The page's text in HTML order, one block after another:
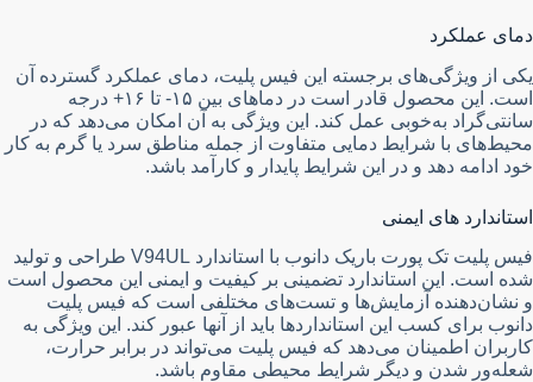
دمای عملکرد
یکی از ویژگی‌های برجسته این فیس پلیت، دمای عملکرد گسترده آن
است. این محصول قادر است در دماهای بین ۱۵- تا ۱۶+ درجه
سانتی‌گراد به‌خوبی عمل کند. این ویژگی به آن امکان می‌دهد که در
محیط‌های با شرایط دمایی متفاوت از جمله مناطق سرد یا گرم به کار
خود ادامه دهد و در این شرایط پایدار و کارآمد باشد.
استاندارد های ایمنی
فیس پلیت تک پورت باریک دانوب با استاندارد V94UL طراحی و تولید
شده است. این استاندارد تضمینی بر کیفیت و ایمنی این محصول است
و نشان‌دهنده آزمایش‌ها و تست‌های مختلفی است که فیس پلیت
دانوب برای کسب این استانداردها باید از آنها عبور کند. این ویژگی به
کاربران اطمینان می‌دهد که فیس پلیت می‌تواند در برابر حرارت،
شعله‌ور شدن و دیگر شرایط محیطی مقاوم باشد.